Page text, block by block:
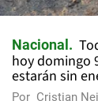
Nacional
hoy domingo
estarán sin
Por Cristian